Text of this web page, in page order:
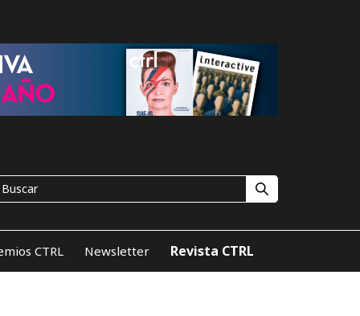
CTRL Newsletter Revista CTRL